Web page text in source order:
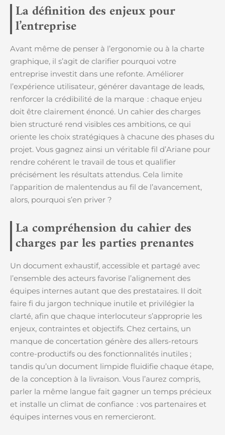
La définition des enjeux pour
l’entreprise
Avant même de penser à l’ergonomie ou à la charte
graphique, il s’agit de clarifier pourquoi votre
entreprise investit dans une refonte. Améliorer
l’expérience utilisateur, générer davantage de leads,
renforcer la crédibilité de la marque : chaque enjeu
doit être clairement énoncé. Un cahier des charges
bien structuré rend visibles ces ambitions, ce qui
oriente les choix stratégiques à chacune des phases du
projet. Vous gagnez ainsi un véritable fil d’Ariane pour
rendre cohérent le travail de tous et qualifier
précisément les résultats attendus. Cela limite
l’apparition de malentendus au fil de l’avancement,
alors, pourquoi s’en priver ?
La compréhension du cahier des
charges par les parties prenantes
Un document exhaustif, accessible et partagé avec
l’ensemble des acteurs favorise l’alignement des
équipes internes autant que des prestataires. Il doit
faire fi du jargon technique inutile et privilégier la
clarté, afin que chaque interlocuteur s’approprie les
enjeux, contraintes et objectifs. Chez certains, un
manque de concertation génère des allers-retours
contre-productifs ou des fonctionnalités inutiles ;
tandis qu’un document limpide fluidifie chaque étape,
de la conception à la livraison. Vous l’aurez compris,
parler la même langue fait gagner un temps précieux
et installe un climat de confiance : vos partenaires et
équipes internes vous en remercieront.